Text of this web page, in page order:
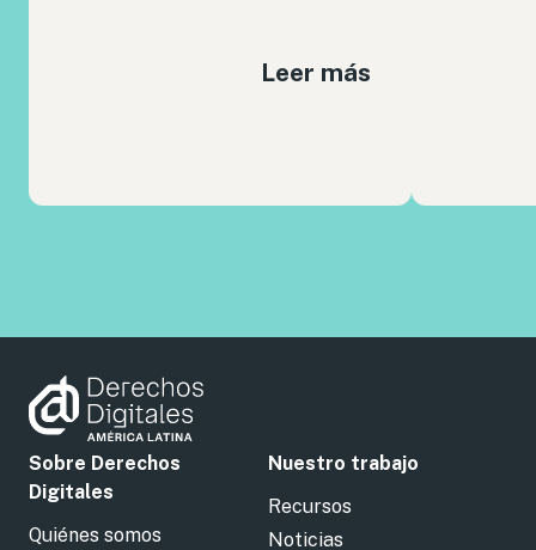
Leer más
Sobre Derechos
Digitales
Quiénes somos
Nuestro trabajo
Recursos
Noticias